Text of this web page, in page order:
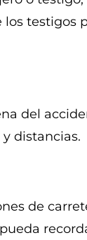
testigos
del
distancias.
de